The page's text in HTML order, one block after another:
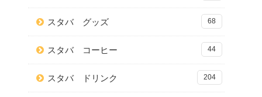
スタバ グッズ 68
スタバ コーヒー 44
スタバ ドリンク 204